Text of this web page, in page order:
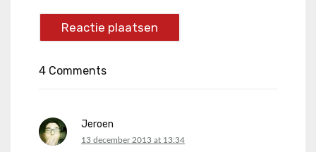
4 Comments
Jeroen
says:
13 december 2013 at 13:34